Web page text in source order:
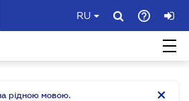
RU
рідною мовою.